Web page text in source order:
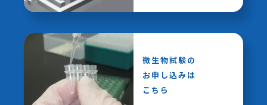
微生物試験の
お申し込みは
こちら